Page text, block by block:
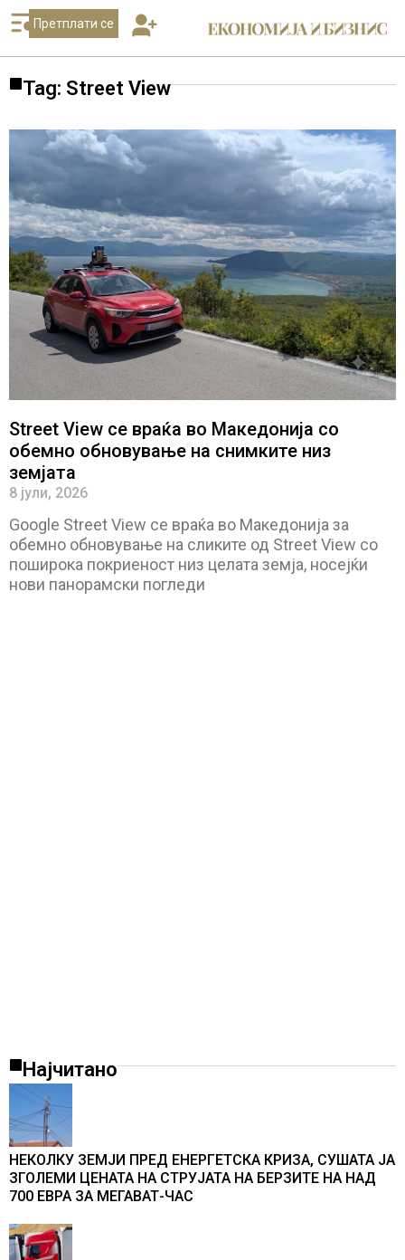
Претплати се
Tag: Street View
Street View се враќа во Македонија со
обемно обновување на снимките низ
земјата
8 јули, 2026
Google Street View се враќа во Македонија за
обемно обновување на сликите од Street View со
поширока покриеност низ целата земја, носејќи
нови панорамски погледи
Најчитано
НЕКОЛКУ ЗЕМЈИ ПРЕД ЕНЕРГЕТСКА КРИЗА, СУШАТА ЈА
ЗГОЛЕМИ ЦЕНАТА НА СТРУЈАТА НА БЕРЗИТЕ НА НАД
700 ЕВРА ЗА МЕГАВАТ-ЧАС